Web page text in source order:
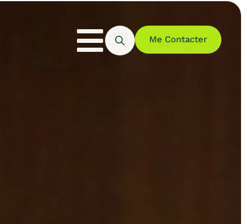
Me Contacter